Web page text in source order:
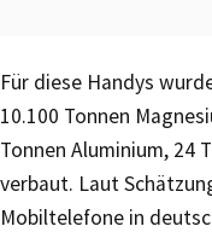
Für diese Handys
10.100 Tonnen
Tonnen Aluminium, 24
verbaut. Laut
Mobiltelefone in